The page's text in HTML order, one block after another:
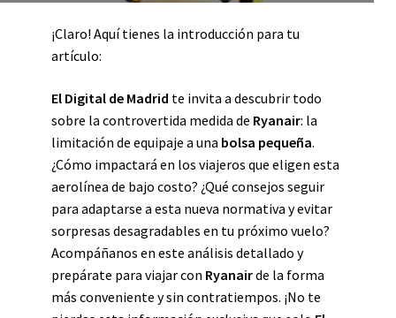
¡Claro! Aquí tienes la introducción para tu
artículo:
El Digital de Madrid te invita a descubrir todo
sobre la controvertida medida de Ryanair: la
limitación de equipaje a una bolsa pequeña.
¿Cómo impactará en los viajeros que eligen esta
aerolínea de bajo costo? ¿Qué consejos seguir
para adaptarse a esta nueva normativa y evitar
sorpresas desagradables en tu próximo vuelo?
Acompáñanos en este análisis detallado y
prepárate para viajar con Ryanairde la forma
más conveniente y sin contratiempos. ¡No te